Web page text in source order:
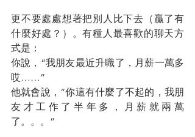
更不要處處想著把別人比下去（贏了有
什麼好處？）。有種人最喜歡的聊天方
式是：
你說，“我朋友最近升職了，月薪一萬多
哎……”
他就會說，“你這有什麼了不起的，我朋
友才工作了半年多，月薪就兩萬
了。。。”